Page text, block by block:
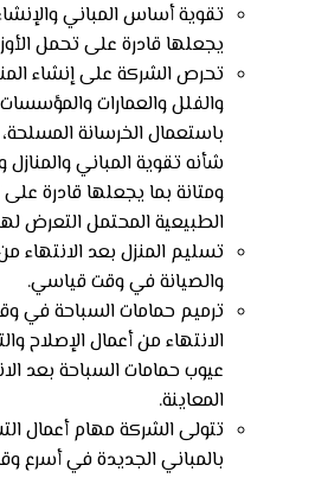
تقوية أساس المباني
يجعلها قادرة على تحمل
تحرص الشركة على إنشاء
والفلل والعمارات
باستعمال الخرسانة
شأنه تقوية المباني
ومتانة بما يجعلها قادرة
الطبيعية المحتمل التعرض
تسليم المنزل بعد الانتهاء
والصيانة في وقت قياسي.
ترميم حمامات السباحة في
الانتهاء من أعمال الإصلاح
عيوب حمامات السباحة بعد
المعاينة.
تتولى الشركة مهام أعمال
بالمباني الجديدة في أسرع